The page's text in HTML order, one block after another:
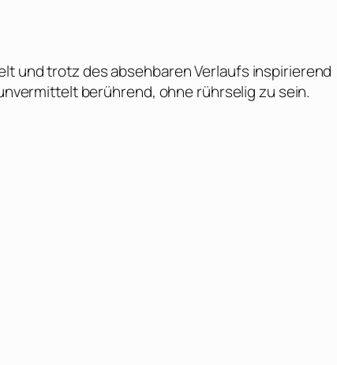
und trotz des absehbaren Verlaufs inspirierend
berührend, ohne rührselig zu sein.